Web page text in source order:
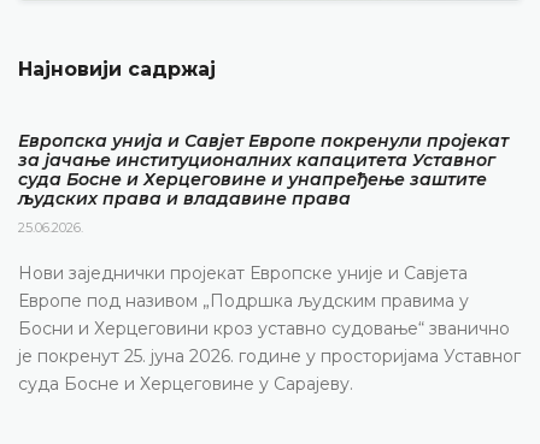
Најновији садржај
Европска унија и Савјет Европе покренули пројекат
за јачање институционалних капацитета Уставног
суда Босне и Херцеговине и унапређење заштите
људских права и владавине права
25.06.2026.
Нови заједнички пројекат Европске уније и Савјета
Европе под називом „Подршка људским правима у
Босни и Херцеговини кроз уставно судовање“ званично
је покренут 25. јуна 2026. године у просторијама Уставног
суда Босне и Херцеговине у Сарајеву.